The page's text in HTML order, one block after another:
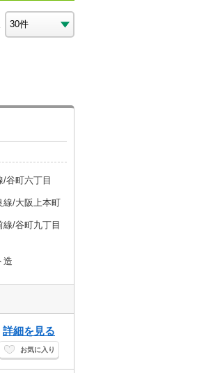
/谷町六丁目
線/大阪上本町
/谷町九丁目
造
詳細を見る
お気に入り